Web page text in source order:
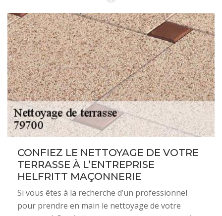
CONFIEZ LE NETTOYAGE DE VOTRE
TERRASSE À L’ENTREPRISE
HELFRITT MAÇONNERIE
Si vous êtes à la recherche d’un professionnel
pour prendre en main le nettoyage de votre